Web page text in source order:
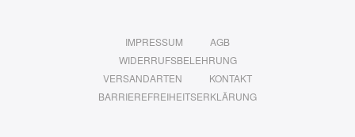
IMPRESSUM
AGB
WIDERRUFSBELEHRUNG
VERSANDARTEN
KONTAKT
BARRIEREFREIHEITSERKLÄRUNG